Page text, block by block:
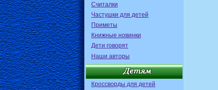
Считалки
Частушки для детей
Приметы
Книжные новинки
Дети говорят
Наши авторы
Кроссворды для детей